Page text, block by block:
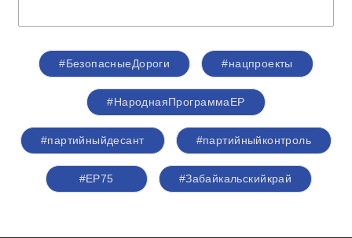
#БезопасныеДороги #нацпроекты
#НароднаяПрограммаЕР
#партийныйдесант #партийныйконтроль
#ЕР75 #Забайкальскийкрай